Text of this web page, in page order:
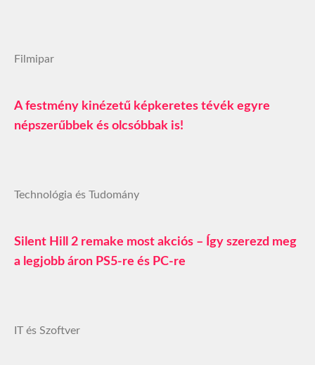
Filmipar
A festmény kinézetű képkeretes tévék egyre
népszerűbbek és olcsóbbak is!
Technológia és Tudomány
Silent Hill 2 remake most akciós – Így szerezd meg
a legjobb áron PS5-re és PC-re
IT és Szoftver